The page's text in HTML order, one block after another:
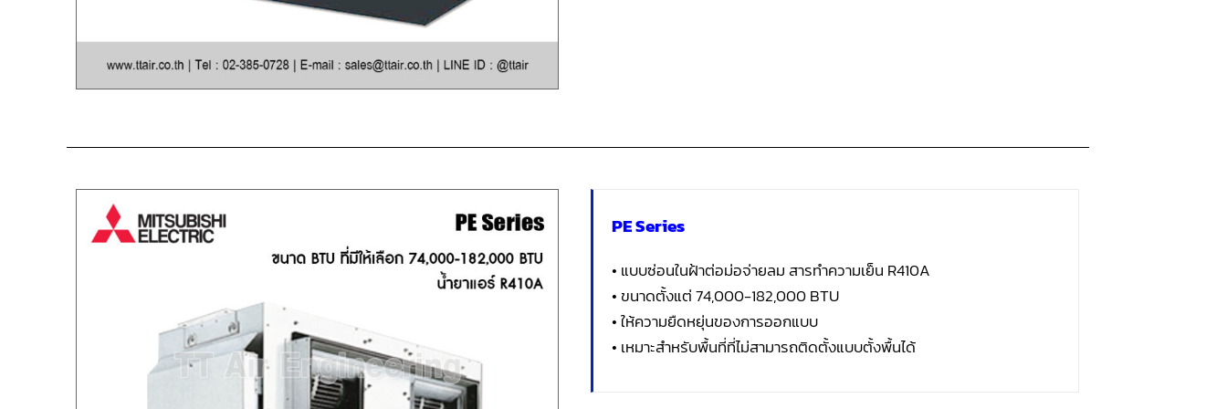
PE Series
• แบบซ่อนในฝ้าต่อม่อจ่ายลม สารทำความเย็น R410A
• ขนาดตั้งแต่ 74,000-182,000 BTU
• ให้ความยืดหยุ่นของการออกแบบ
• เหมาะสำหรับพื้นที่ที่ไม่สามารถติดตั้งแบบตั้งพื้นได้